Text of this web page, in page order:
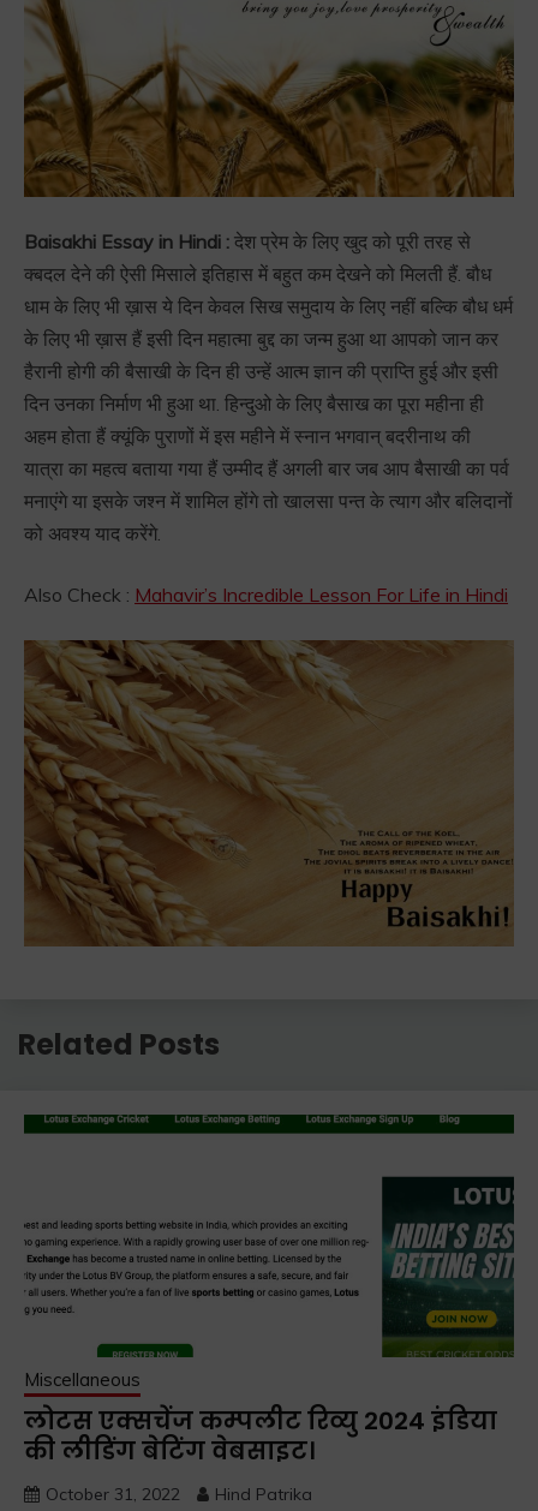
Baisakhi Essay in Hindi : देश प्रेम के लिए खुद को पूरी तरह से
क्बदल देने की ऐसी मिसाले इतिहास में बहुत कम देखने को मिलती हैं. बौध
धाम के लिए भी ख़ास ये दिन केवल सिख समुदाय के लिए नहीं बल्कि बौध धर्म
के लिए भी ख़ास हैं इसी दिन महात्मा बुद्द का जन्म हुआ था आपको जान कर
हैरानी होगी की बैसाखी के दिन ही उन्हें आत्म ज्ञान की प्राप्ति हुई और इसी
दिन उनका निर्माण भी हुआ था. हिन्दुओ के लिए बैसाख का पूरा महीना ही
अहम होता हैं क्यूंकि पुराणों में इस महीने में स्नान भगवान् बदरीनाथ की
यात्रा का महत्व बताया गया हैं उम्मीद हैं अगली बार जब आप बैसाखी का पर्व
मनाएंगे या इसके जश्न में शामिल होंगे तो खालसा पन्त के त्याग और बलिदानों
को अवश्य याद करेंगे.
Also Check : Mahavir’s Incredible Lesson For Life in Hindi
Related Posts
Miscellaneous
लोटस एक्सचेंज कम्पलीट रिव्यु 2024 इंडिया
की लीडिंग बेटिंग वेबसाइट।
October 31, 2022 Hind Patrika